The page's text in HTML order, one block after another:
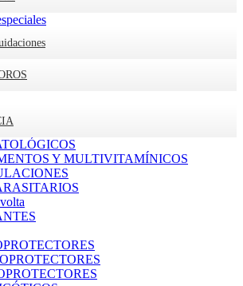
Y MULTIVITAMÍNICOS